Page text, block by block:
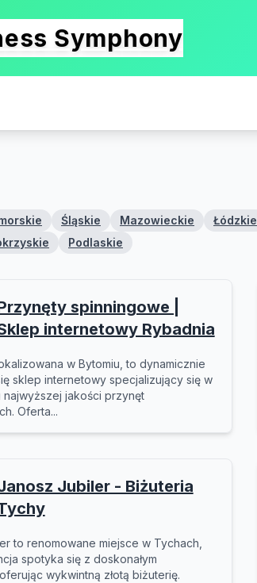
Symphony
Śląskie Mazowieckie Łódzkie
Podlaskie
spinningowe |
internetowy Rybadnia
w Bytomiu, to dynamicznie
sklep internetowy specjalizujący się w
najwyższej jakości przynęt
Oferta...
Jubiler - Biżuteria
to renomowane miejsce w Tychach,
spotyka się z doskonałym
wykwintną złotą biżuterię.